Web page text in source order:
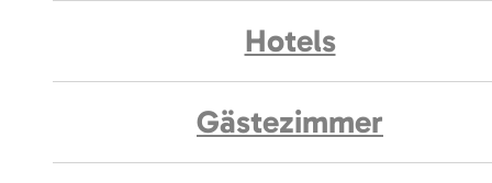
Hotels
Gästezimmer